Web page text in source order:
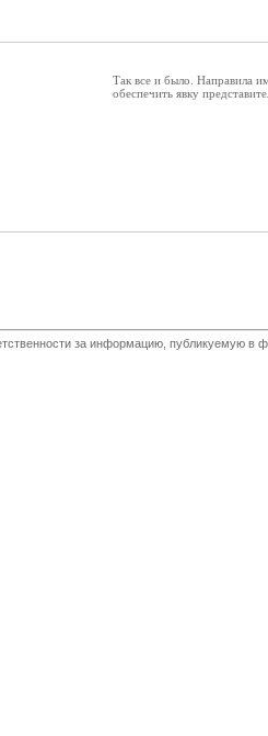
Так все и было. Направила
обеспечить явку
за информацию, публикуемую